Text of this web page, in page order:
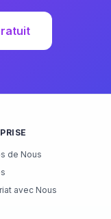
de Nous
avec Nous